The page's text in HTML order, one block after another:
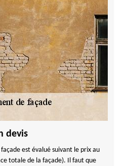
devis
est évalué suivant le prix au
totale de la façade). Il faut que